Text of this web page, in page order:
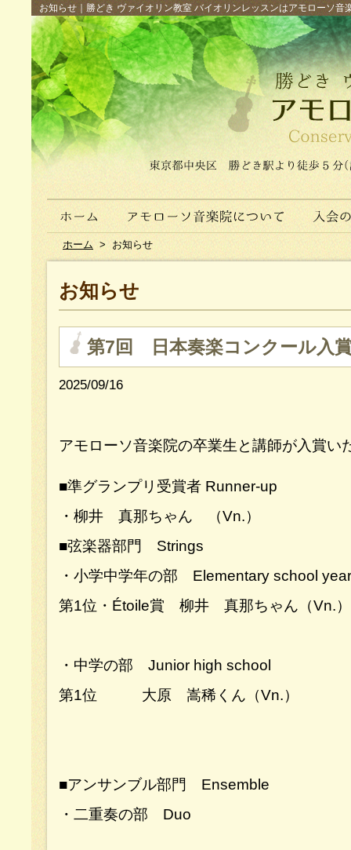
お知らせ｜勝どき ヴァイオリン教室 バイオリンレッスンはアモローソ
ホーム > お知らせ
お知らせ
第7回 日本奏楽コンクール入
2025/09/16
アモローソ音楽院の卒業生と講師が入賞い
■準グランプリ受賞者 Runner-up
・柳井 真那ちゃん （Vn.）
■弦楽器部門 Strings
・小学中学年の部 Elementary school
第1位・Étoile賞 柳井 真那ちゃん（Vn.）
・中学の部 Junior high school
第1位 大原 嵩稀くん（Vn.）
■アンサンブル部門 Ensemble
・二重奏の部 Duo